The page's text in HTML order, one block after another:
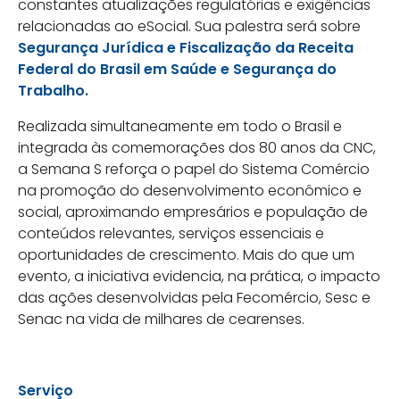
constantes atualizações regulatórias e exigências
relacionadas ao eSocial. Sua palestra será sobre
Segurança Jurídica e Fiscalização da Receita
Federal do Brasil em Saúde e Segurança do
Trabalho.
Realizada simultaneamente em todo o Brasil e
integrada às comemorações dos 80 anos da CNC,
a Semana S reforça o papel do Sistema Comércio
na promoção do desenvolvimento econômico e
social, aproximando empresários e população de
conteúdos relevantes, serviços essenciais e
oportunidades de crescimento. Mais do que um
evento, a iniciativa evidencia, na prática, o impacto
das ações desenvolvidas pela Fecomércio, Sesc e
Senac na vida de milhares de cearenses.
Serviço